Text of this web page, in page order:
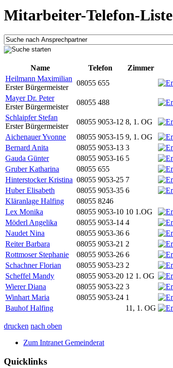
Mitarbeiter-Telefon-Liste
Name
Telefon Zimmer
Heilmann Maximilian
Erster Bürgermeister
08055 655
Mayer Dr. Peter
Erster Bürgermeister
08055 488
Schlaipfer Stefan
Erster Bürgermeister
08055 9053-12 8, 1. OG
Aichenauer Yvonne
08055 9053-15 9, 1. OG
Bernard Anita
08055 9053-13 3
Gauda Günter
08055 9053-16 5
Gruber Katharina
08055 655
Hinterstocker Kristina 08055 9053-25 7
Huber Elisabeth
08055 9053-35 6
Kläranlage Halfing
08055 8246
Lex Monika
08055 9053-10 10 1.OG
Möderl Angelika
08055 9053-14 4
Naudet Nina
08055 9053-36 6
Reiter Barbara
08055 9053-21 2
Rottmoser Stephanie
08055 9053-26 6
Schachner Florian
08055 9053-23 2
Scheffel Mandy
08055 9053-20 12 1. OG
Wierer Diana
08055 9053-22 3
Winhart Maria
08055 9053-24 1
Bauhof Halfing
11, 1. OG
drucken nach oben
Zum Intranet Gemeinderat
Quicklinks